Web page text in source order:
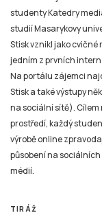
studenty Katedry
studií Masarykovy
Stisk vznikl jako cvičné
jedním z prvních
Na portálu zájemci
Stisk a také výstupy
na sociální sítě).
prostředí, každý
výrobě online
působení na
médií.
TIRÁŽ